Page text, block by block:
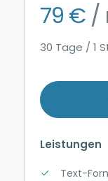
79 € /
30 Tage / 1
Leistungen
Text-